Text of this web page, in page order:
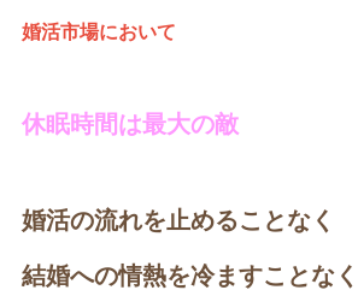
婚活市場において
休眠時間は最大の敵
婚活の流れを止めることなく
結婚への情熱を冷ますことなく